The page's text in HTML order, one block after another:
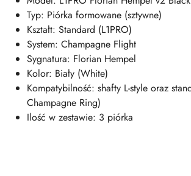
Typ: Piórka formowane (sztywne)
Kształt: Standard (L1PRO)
System: Champagne Flight
Sygnatura: Florian Hempel
Kolor: Biały (White)
Kompatybilność: shafty L-style oraz
Champagne Ring)
Ilość w zestawie: 3 piórka